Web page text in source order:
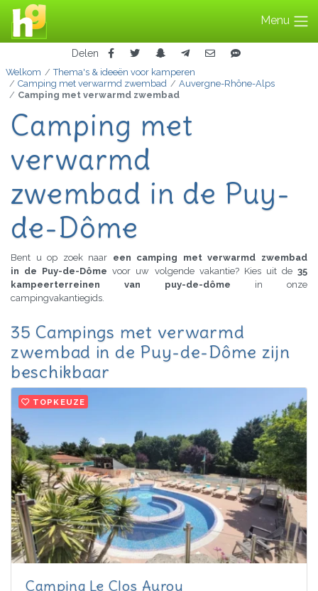
Menu
Delen
Welkom
Thema's & ideeën voor kamperen
Camping met verwarmd zwembad
Auvergne-Rhône-Alps
Camping met verwarmd zwembad
Camping met
verwarmd
zwembad in de Puy-
de-Dôme
Bent u op zoek naar een camping met verwarmd zwembad
in de Puy-de-Dômevoor uw volgende vakantie? Kies uit de35
kampeerterreinen van puy-de-dôme in onze
campingvakantiegids.
35 Campings met verwarmd
zwembad in de Puy-de-Dôme zijn
beschikbaar
TOPKEUZE
Camping Le Clos Auroy